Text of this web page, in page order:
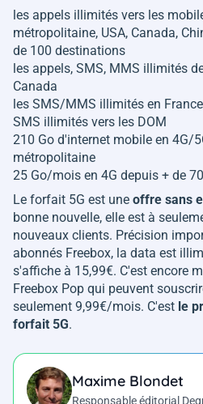
les appels illimités vers les
métropolitaine, USA, Canada,
de 100 destinations
les appels, SMS, MMS illimités
Canada
les SMS/MMS illimités en
SMS illimités vers les DOM
210 Go d'internet mobile en 4G/
métropolitaine
25 Go/mois en 4G depuis + de
Le forfait 5G est une offre sans
bonne nouvelle, elle est à
nouveaux clients. Précision
abonnés Freebox, la data est
s'affiche à 15,99€. C'est encore
Freebox Pop qui peuvent
seulement 9,99€/mois. C'est le
forfait 5G.
Maxime Blondet
Responsable éditorial